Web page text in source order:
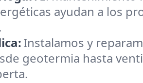
ayudan a los
Instalamos y
geotermia hasta